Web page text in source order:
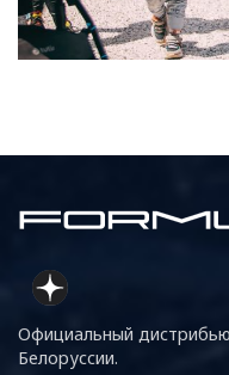
Официальный
Белоруссии.